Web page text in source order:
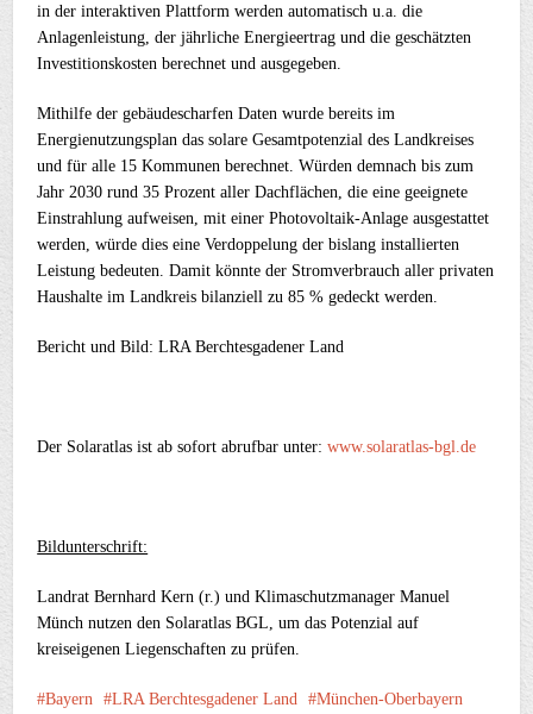
in der interaktiven Plattform werden automatisch u.a. die
Anlagenleistung, der jährliche Energieertrag und die geschätzten
Investitionskosten berechnet und ausgegeben.
Mithilfe der gebäudescharfen Daten wurde bereits im
Energienutzungsplan das solare Gesamtpotenzial des Landkreises
und für alle 15 Kommunen berechnet. Würden demnach bis zum
Jahr 2030 rund 35 Prozent aller Dachflächen, die eine geeignete
Einstrahlung aufweisen, mit einer Photovoltaik-Anlage ausgestattet
werden, würde dies eine Verdoppelung der bislang installierten
Leistung bedeuten. Damit könnte der Stromverbrauch aller privaten
Haushalte im Landkreis bilanziell zu 85 % gedeckt werden.
Bericht und Bild: LRA Berchtesgadener Land
Der Solaratlas ist ab sofort abrufbar unter:www.solaratlas-bgl.de
Bildunterschrift:
Landrat Bernhard Kern (r.) und Klimaschutzmanager Manuel
Münch nutzen den Solaratlas BGL, um das Potenzial auf
kreiseigenen Liegenschaften zu prüfen.
Bayern LRA Berchtesgadener Land
München-Oberbayern